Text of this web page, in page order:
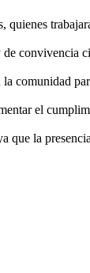
convivencia
comunidad
el
la